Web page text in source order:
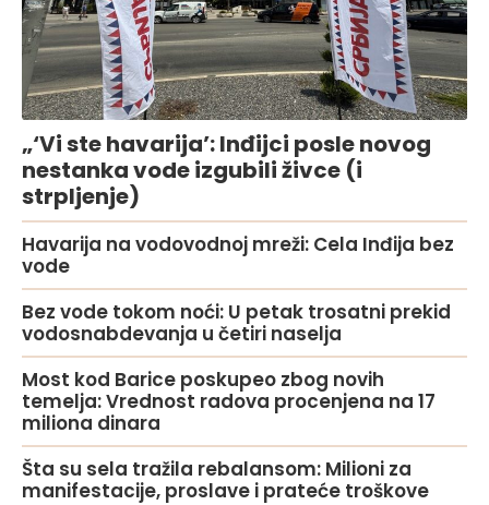
„‘Vi ste havarija’: Inđijci posle novog
nestanka vode izgubili živce (i
strpljenje)
Havarija na vodovodnoj mreži: Cela Inđija bez
vode
Bez vode tokom noći: U petak trosatni prekid
vodosnabdevanja u četiri naselja
Most kod Barice poskupeo zbog novih
temelja: Vrednost radova procenjena na 17
miliona dinara
Šta su sela tražila rebalansom: Milioni za
manifestacije, proslave i prateće troškove